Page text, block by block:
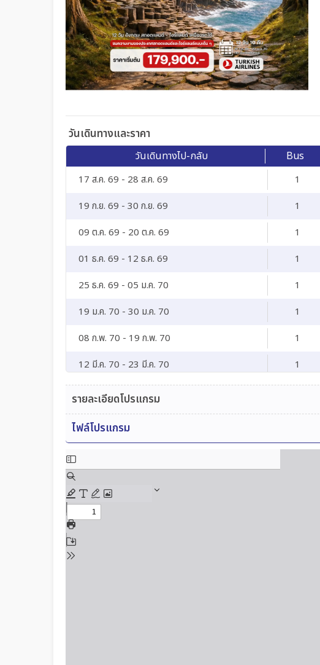
วันเดินทางและราคา
วันเดินทางไป-กลับ Bus
17 ส.ค. 69 - 28 ส.ค. 69 1
19 ก.ย. 69 - 30 ก.ย. 69
1
09 ต.ค. 69 - 20 ต.ค. 69
1
01 ธ.ค. 69 - 12 ธ.ค. 69
1
25 ธ.ค. 69 - 05 ม.ค. 70
1
19 ม.ค. 70 - 30 ม.ค. 70
1
08 ก.พ. 70 - 19 ก.พ. 70
1
12 มี.ค. 70 - 23 มี.ค. 70
1
09 เม.ย. 70 - 20 เม.ย. 70
รายละเอียดโปรแกรม
ไฟล์โปรแกรม